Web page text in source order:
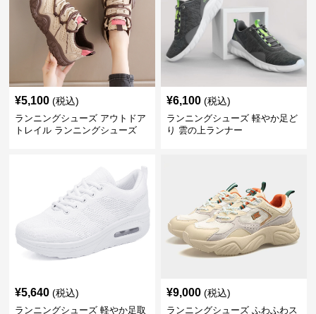
¥5,100 (税込)
ランニングシューズ アウトドア
トレイル ランニングシューズ
¥6,100 (税込)
ランニングシューズ 軽やか足ど
り 雲の上ランナー
¥5,640 (税込)
ランニングシューズ 軽やか足取
¥9,000 (税込)
ランニングシューズ ふわふわス